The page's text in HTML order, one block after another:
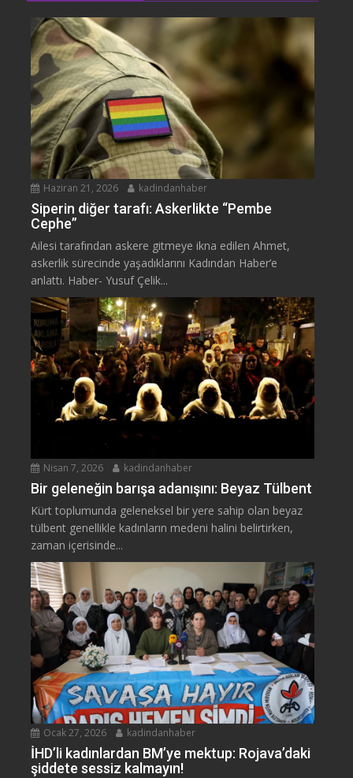
Haziran 21, 2026 kadindanhaber
Siperin diğer tarafı: Askerlikte “Pembe
Cephe”
Ailesi tarafından askere gitmeye ikna edilen Ahmet,
askerlik sürecinde yaşadıklarını Kadından Haber’e
anlattı. Haber- Yusuf Çelik...
Nisan 7, 2026 kadindanhaber
Bir geleneğin barışa adanışını: Beyaz Tülbent
Kürt toplumunda geleneksel bir yere sahip olan beyaz
tülbent genellikle kadınların medeni halini belirtirken,
zaman içerisinde...
Ocak 27, 2026 kadindanhaber
İHD’li kadınlardan BM’ye mektup: Rojava’daki
şiddete sessiz kalmayın!